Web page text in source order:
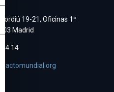
19-21, Oficinas 1º
Madrid
24 14